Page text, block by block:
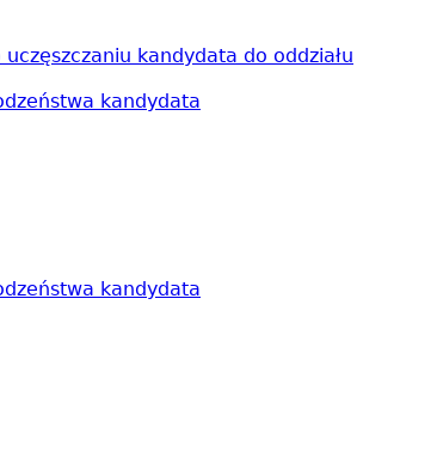
kandydata do oddziału
kandydata
kandydata